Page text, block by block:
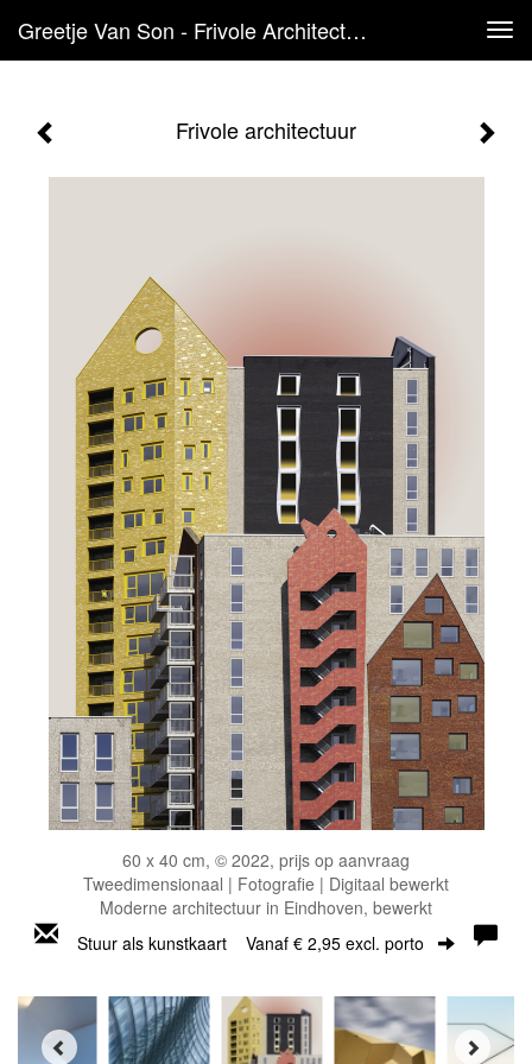
Greetje Van Son - Frivole Architectuur
Frivole architectuur
60 x 40 cm, © 2022, prijs op aanvraag
Tweedimensionaal | Fotografie | Digitaal bewerkt
Moderne architectuur in Eindhoven, bewerkt
Stuur als kunstkaart Vanaf € 2,95 excl. porto